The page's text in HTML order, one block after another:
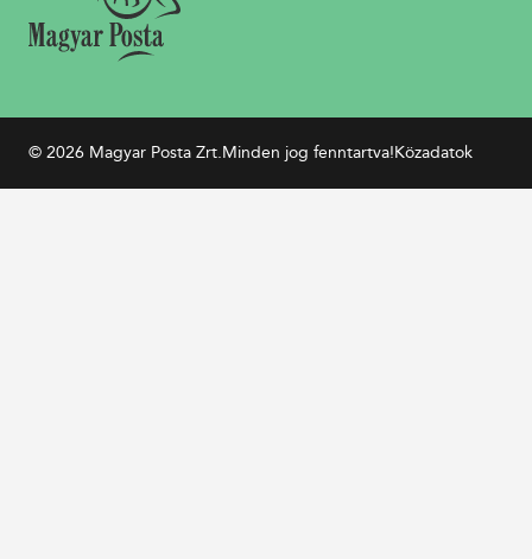
© 2026 Magyar Posta Zrt.Minden jog fenntartva!Közadatok